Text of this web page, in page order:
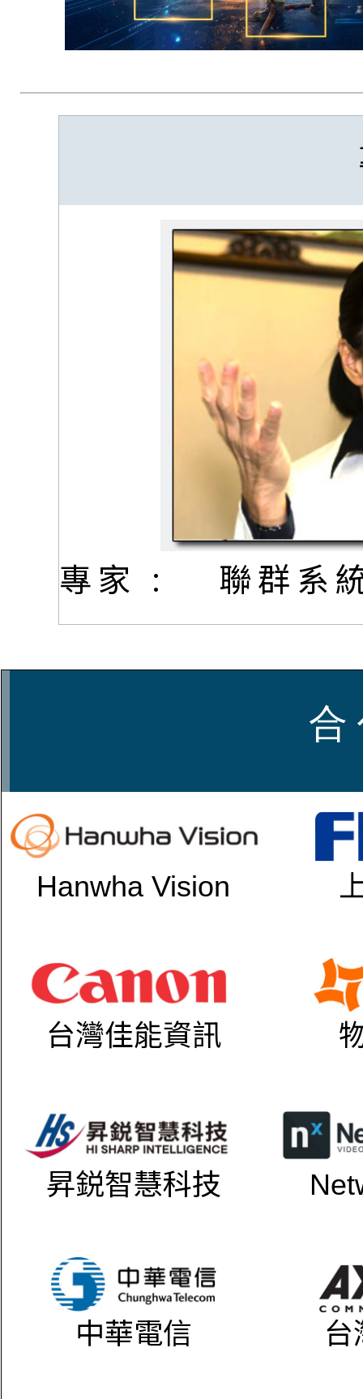
專家 : 聯群系
合
Hanwha Vision
台灣佳能資訊
昇鋭智慧科技
中華電信 台